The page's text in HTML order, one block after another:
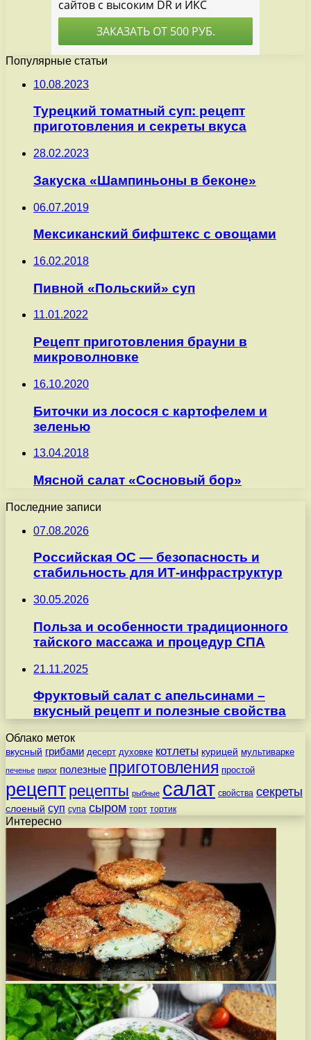
Популярные статьи
10.08.2023
Турецкий томатный суп: рецепт
приготовления и секреты вкуса
28.02.2023
Закуска «Шампиньоны в беконе»
06.07.2019
Мексиканский бифштекс с овощами
16.02.2018
Пивной «Польский» суп
11.01.2022
Рецепт приготовления брауни в
микроволновке
16.10.2020
Биточки из лосося с картофелем и
зеленью
13.04.2018
Мясной салат «Сосновый бор»
Последние записи
07.08.2026
Российская ОС — безопасность и
стабильность для ИТ-инфраструктур
30.05.2026
Польза и особенности традиционного
тайского массажа и процедур СПА
21.11.2025
Фруктовый салат с апельсинами –
вкусный рецепт и полезные свойства
Облако меток
вкусный грибами десерт духовке котлеты курицей мультиварке
печенье пирог полезные приготовления простой
рецепт рецепты рыбные салат свойства секреты
слоеный суп супа сыром торт тортик
Интересно